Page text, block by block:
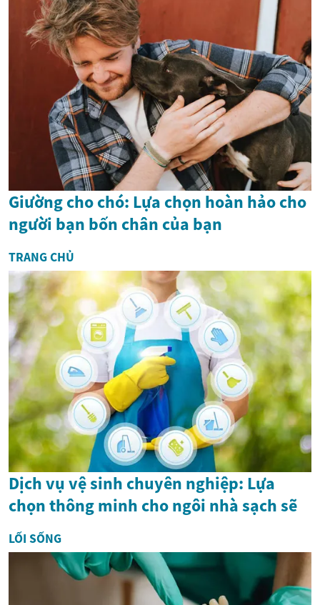
Giường cho chó: Lựa chọn hoàn hảo cho
người bạn bốn chân của bạn
TRANG CHỦ
Dịch vụ vệ sinh chuyên nghiệp: Lựa
chọn thông minh cho ngôi nhà sạch sẽ
LỐI SỐNG